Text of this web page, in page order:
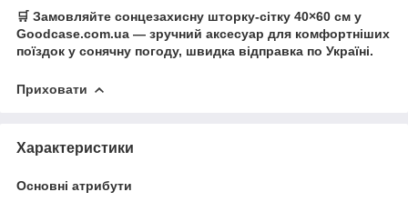
🛒 Замовляйте сонцезахисну шторку-сітку 40×60 см у
Goodcase.com.ua — зручний аксесуар для комфортніших
поїздок у сонячну погоду, швидка відправка по Україні.
Приховати
Характеристики
Основні атрибути